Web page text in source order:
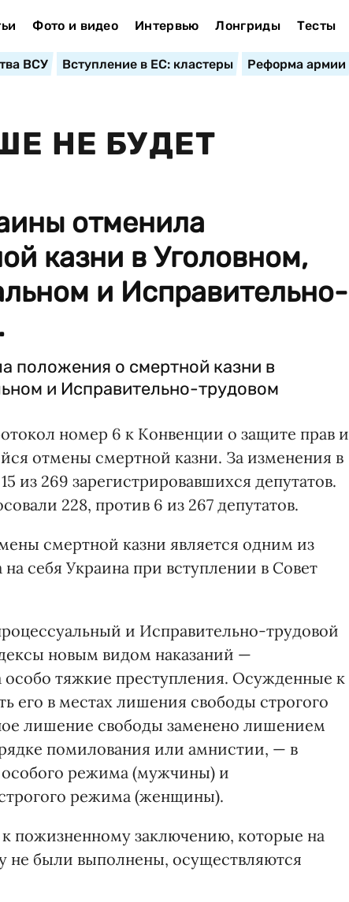
Фото и видео Интервью Лонгриды Тесты
ВСУ Вступление в ЕС: кластеры Реформа армии
НЕ БУДЕТ
отменила
казни в Уголовном,
и Исправительно-
положения о смертной казни в
и Исправительно-трудовом
номер 6 к Конвенции о защите прав и
отмены смертной казни. За изменения в
из 269 зарегистрировавшихся депутатов.
228, против 6 из 267 депутатов.
смертной казни является одним из
на себя Украина при вступлении в Совет
и Исправительно-трудовой
новым видом наказаний —
тяжкие преступления. Осужденные к
его в местах лишения свободы строгого
лишение свободы заменено лишением
помилования или амнистии, — в
режима (мужчины) и
режима (женщины).
пожизненному заключению, которые на
не были выполнены, осуществляются